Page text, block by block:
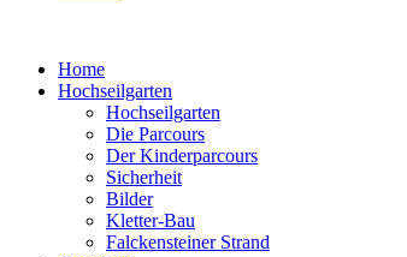
Home
Hochseilgarten
Hochseilgarten
Die Parcours
Der Kinderparcours
Sicherheit
Bilder
Kletter-Bau
Falckensteiner Strand